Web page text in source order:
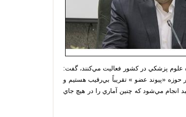
حاضر 60 دانشگاه و دانشكده علوم پزشكي در كشور فعاليت مي‌كنند، گفت:
حوزه «پيوند عضو » تقريباً بي‌رقيب هستيم و
يكي از بيمارستان‌هاي كشور سالانه 600 پيوند كبد انجام مي‌شود كه چنين آماري را در هيچ جاي